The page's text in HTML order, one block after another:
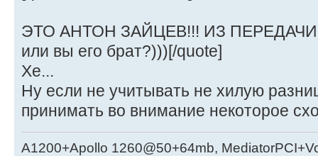
ЭТО АНТОН ЗАЙЦЕВ!!! ИЗ
или вы его брат?)))[/quote]
Хе...
Ну если не учитывать не хилую
принимать во внимание некоторое
A1200+Apollo 1260@50+64mb,